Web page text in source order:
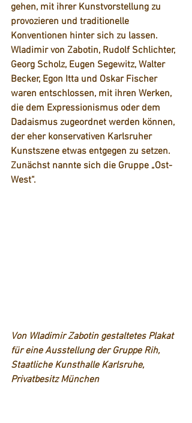
gehen, mit ihrer Kunstvorstellung zu
provozieren und traditionelle
Konventionen hinter sich zu lassen.
Wladimir von Zabotin, Rudolf Schlichter,
Georg Scholz, Eugen Segewitz, Walter
Becker, Egon Itta und Oskar Fischer
waren entschlossen, mit ihren Werken,
die dem Expressionismus oder dem
Dadaismus zugeordnet werden können,
der eher konservativen Karlsruher
Kunstszene etwas entgegen zu setzen.
Zunächst nannte sich die Gruppe „Ost-
West“.
Von Wladimir Zabotin gestaltetes Plakat
für eine Ausstellung der Gruppe Rih,
Staatliche Kunsthalle Karlsruhe,
Privatbesitz München